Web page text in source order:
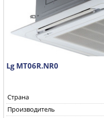
Lg MT06R.NR0
Страна
Производитель